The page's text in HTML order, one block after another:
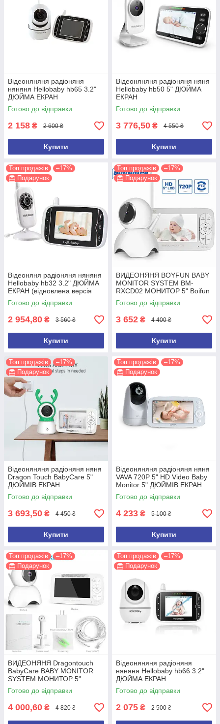
Відеоняняня радіоняня
няняня Hellobaby hb65 3.2"
ДЮЙМА ЕКРАН
Готово до відправки
2 158 ₴ 2 600 ₴
Купити
Відеоняняня радіоняня няня
Hellobaby hb50 5" ДЮЙМА
ЕКРАН
Готово до відправки
3 776,50 ₴ 4 550 ₴
Купити
Топ продажів
–17%
Подарунок
Відеоняня радіоняня няняня
Hellobaby hb32 3.2" ДЮЙМА
ЕКРАН (відновлена версія
2026 року)
Готово до відправки
2 954,80 ₴ 3 560 ₴
Купити
Топ продажів
–17%
Подарунок
ВИДЕОНЯНЯ BOYFUN BABY
MONITOR SYSTEM BM-
RXCD02 МОНИТОР 5" Boifun
Готово до відправки
3 652 ₴ 4 400 ₴
Купити
Топ продажів
–17%
Подарунок
Відеоняняня радіоняня няня
Dragon Touch BabyCare 5"
ДЮЙМІВ ЕКРАН
Готово до відправки
3 693,50 ₴ 4 450 ₴
Купити
Топ продажів
–17%
Подарунок
Відеоняняня радіоняня няня
VAVA 720P 5" HD Video Baby
Monitor 5" ДЮЙМІВ ЕКРАН
Готово до відправки
4 233 ₴ 5 100 ₴
Купити
Топ продажів
–17%
Подарунок
ВИДЕОНЯНЯ Dragontouch
BabyCare BABY MONITOR
SYSTEM МОНИТОР 5"
Готово до відправки
4 000,60 ₴ 4 820 ₴
Топ продажів
–17%
Подарунок
Відеоняняня радіоняня
няняня Hellobaby hb66 3.2"
ДЮЙМА ЕКРАН
Готово до відправки
2 075 ₴ 2 500 ₴